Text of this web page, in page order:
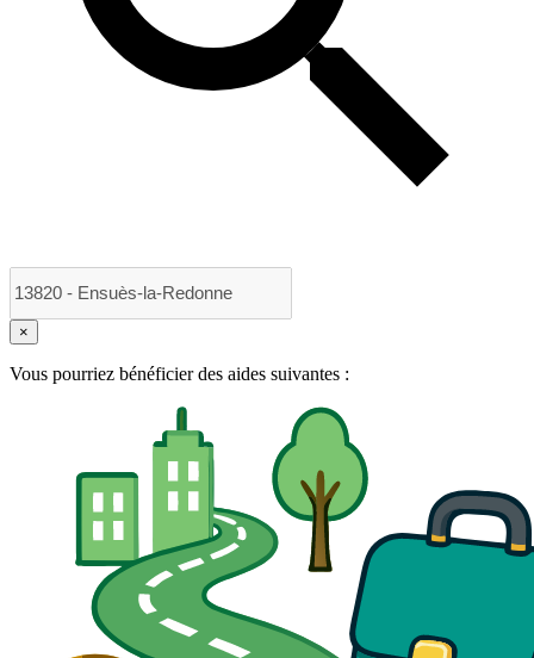
×
Vous pourriez bénéficier des aides suivantes :